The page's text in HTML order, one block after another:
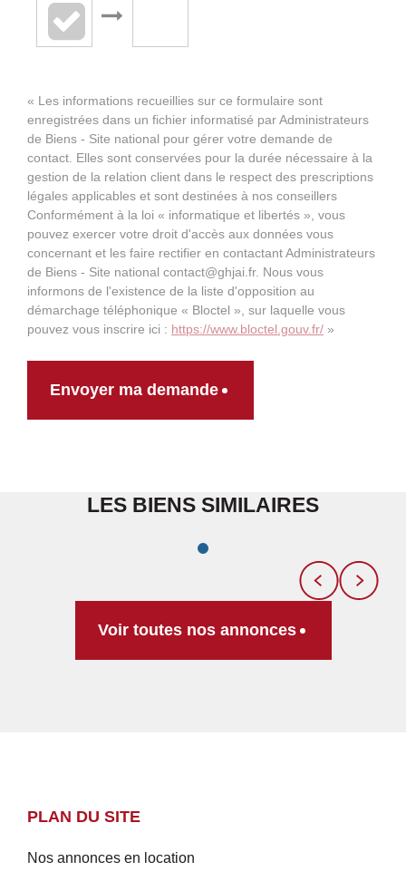
« Les informations recueillies sur ce formulaire sont
enregistrées dans un fichier informatisé par Administrateurs
de Biens - Site national pour gérer votre demande de
contact. Elles sont conservées pour la durée nécessaire à la
gestion de la relation client dans le respect des prescriptions
légales applicables et sont destinées à nos conseillers
Conformément à la loi « informatique et libertés », vous
pouvez exercer votre droit d'accès aux données vous
concernant et les faire rectifier en contactant Administrateurs
de Biens - Site national contact@ghjai.fr. Nous vous
informons de l'existence de la liste d'opposition au
démarchage téléphonique « Bloctel », sur laquelle vous
pouvez vous inscrire ici : https://www.bloctel.gouv.fr/ »
Envoyer ma demande
LES BIENS SIMILAIRES
Voir toutes nos annonces
PLAN DU SITE
Nos annonces en location